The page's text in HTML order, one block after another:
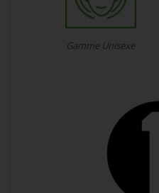
Gamme Unisexe